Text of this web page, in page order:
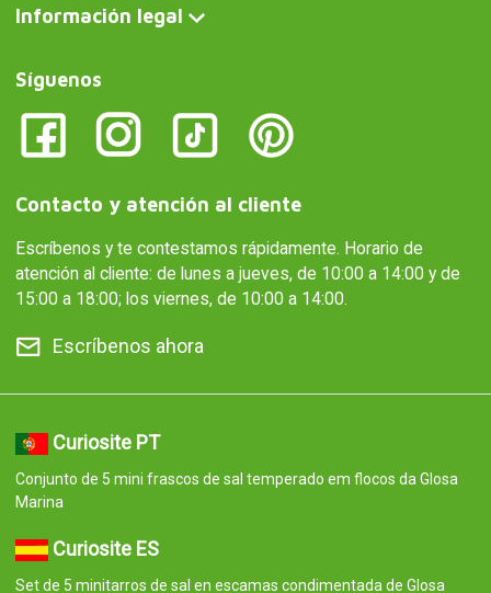
Información legal
Síguenos
Contacto y atención al cliente
Escríbenos y te contestamos rápidamente. Horario de
atención al cliente: de lunes a jueves, de 10:00 a 14:00 y de
15:00 a 18:00; los viernes, de 10:00 a 14:00.
Escríbenos ahora
Curiosite PT
Conjunto de 5 mini frascos de sal temperado em flocos da Glosa
Marina
Curiosite ES
Set de 5 minitarros de sal en escamas condimentada de Glosa